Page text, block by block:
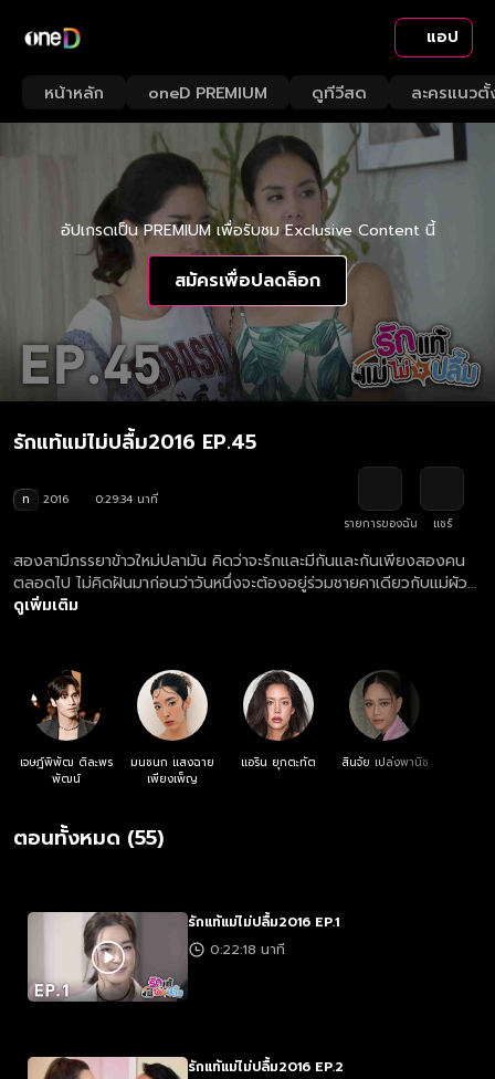
แอป
หน้าหลัก oneD PREMIUM ดูทีวีสด ละครแนวตั้
อัปเกรดเป็น PREMIUM เพื่อรับชม Exclusive Content นี้
สมัครเพื่อปลดล็อก
รักแท้แม่ไม่ปลื้ม2016 EP.45
ท 2016
0:29:34 นาที
รายการของฉัน
แชร์
สองสามีภรรยาข้าวใหม่ปลามัน คิดว่าจะรักและมีกันและกันเพียงสองคน
ตลอดไป ไม่คิดฝันมาก่อนว่าวันหนึ่งจะต้องอยู่ร่วมชายคาเดียวกับแม่ผัว
ตัวร้าย ที่ชอบงัดแผนการแสบออกทดสอบลูกสะใภ้อยู่เรื่อย
ดูเพิ่มเติม
เจษฎ์พิพัฒ ติละพร
พัฒน์
มนชนก แสงฉาย
เพียงเพ็ญ
แอริน ยุกตะทัต สินจัย เปล่งพานิช
ตอนทั้งหมด (55)
รักแท้แม่ไม่ปลื้ม2016 EP.1
0:22:18 นาที
รักแท้แม่ไม่ปลื้ม2016 EP.2